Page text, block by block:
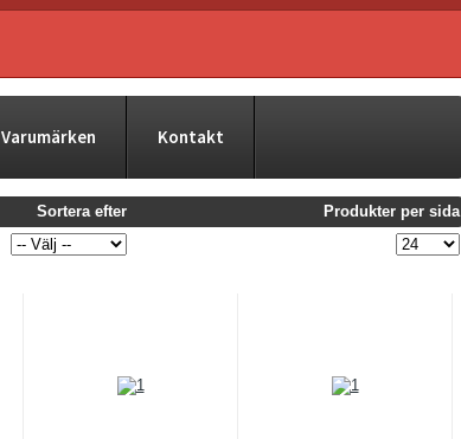
Varumärken Kontakt
Sortera efter Produkter per sida